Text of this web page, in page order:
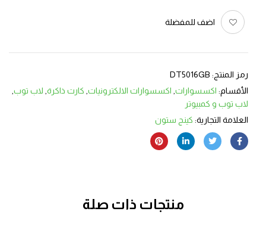
اضف للمفضلة
رمز المنتج: DT5016GB
الأقسام: اكسسوارات اكسسوارات الالكترونيات كارت ذاكرة لاب توب
لاب توب و كمبيوتر
العلامة التجارية: كينج ستون
منتجات ذات صلة